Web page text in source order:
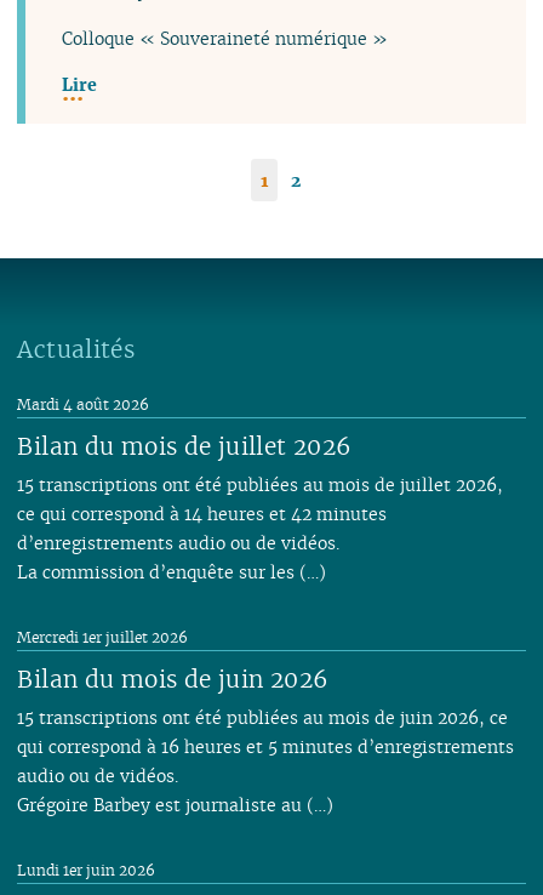
Colloque « Souveraineté numérique »
Lire
1 2
Actualités
Bilan du mois de juillet 2026
Mardi 4 août 2026
15 transcriptions ont été publiées au mois de juillet 2026,
ce qui correspond à 14 heures et 42 minutes
d’enregistrements audio ou de vidéos.
La commission d’enquête sur les (…)
Bilan du mois de juin 2026
Mercredi 1er juillet 2026
15 transcriptions ont été publiées au mois de juin 2026, ce
qui correspond à 16 heures et 5 minutes d’enregistrements
audio ou de vidéos.
Grégoire Barbey est journaliste au (…)
Lundi 1er juin 2026